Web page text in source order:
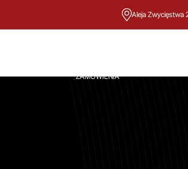
Aleja Zwycięstwa
ZAMÓWIENIA